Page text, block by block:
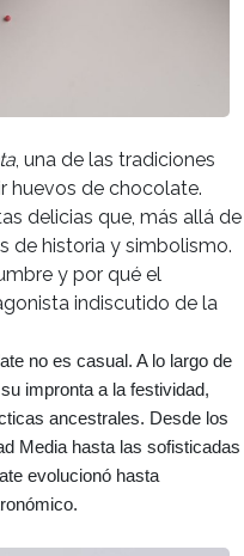
, una de las tradiciones
huevos de chocolate.
delicias que, más allá de
de historia y simbolismo.
y por qué el
indiscutido de la
no es casual. A lo largo de
impronta a la festividad,
ancestrales. Desde los
Media hasta las sofisticadas
evolucionó hasta